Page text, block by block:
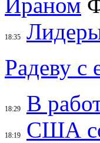
18:35
Радеву с
18:29 В
18:19
США